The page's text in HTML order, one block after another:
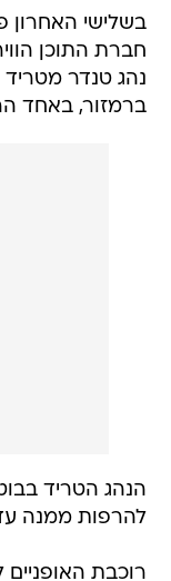
בשלישי האחרון
נהג טנדר
ברמזור, באחד
הנהג הטריד
להרפות ממנה
רוכבת